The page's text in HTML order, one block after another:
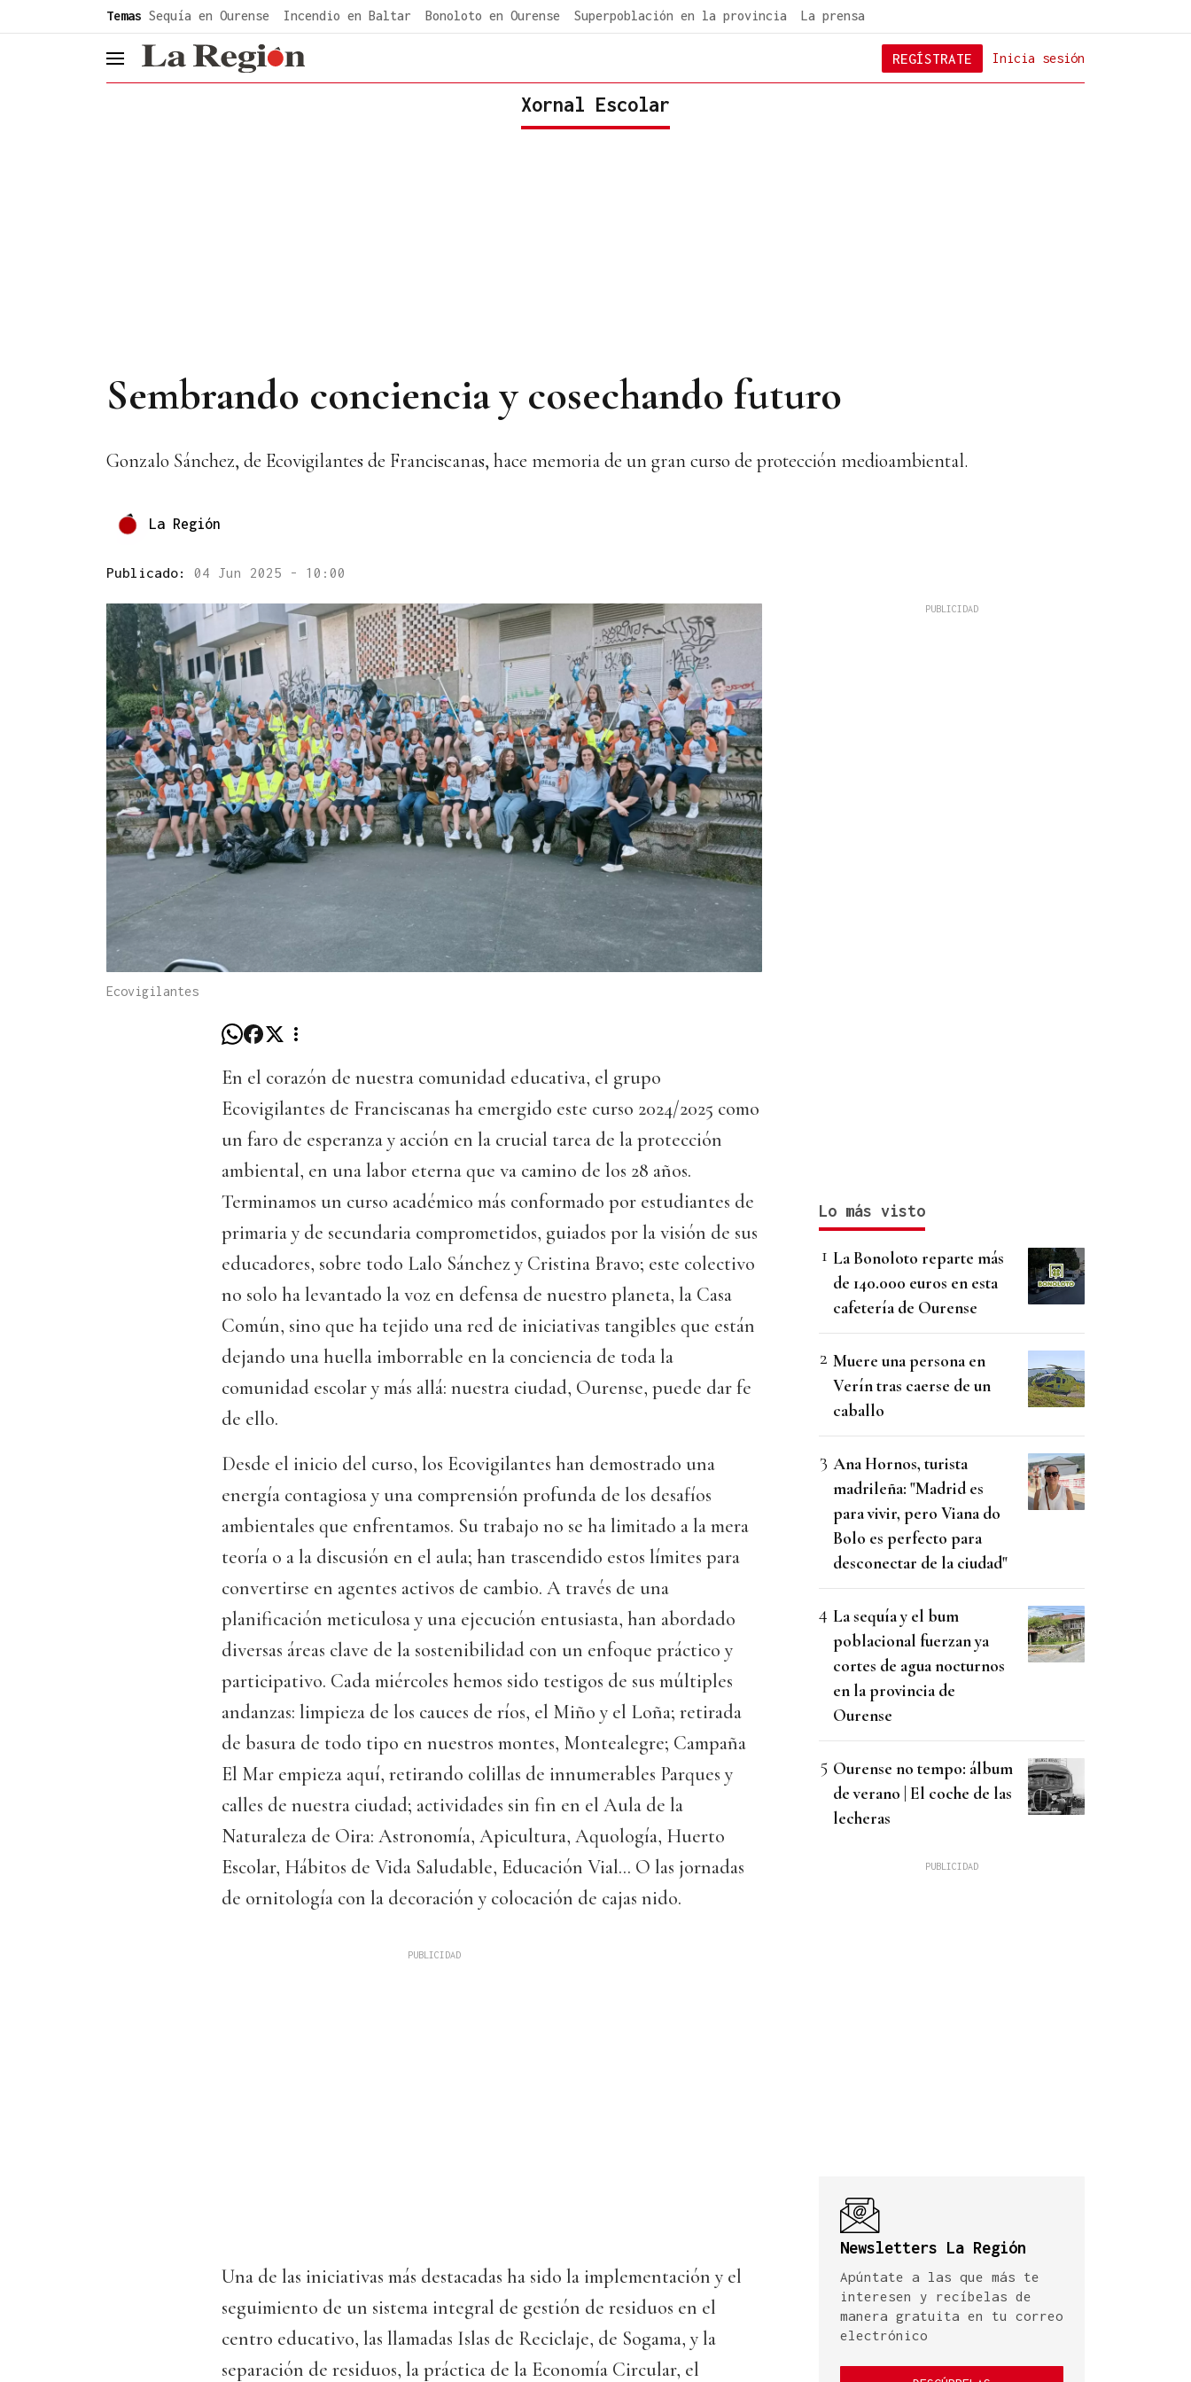
Temas Sequía en Ourense Incendio en Baltar Bonoloto en Ourense Superpoblación en la provincia La prensa
header.menu.open Inicia sesión
REGÍSTRATE
Xornal Escolar
Sembrando conciencia y cosechando futuro
Gonzalo Sánchez, de Ecovigilantes de Franciscanas, hace memoria de un gran curso de protección medioambiental.
La Región
Publicado: 04 Jun 2025 - 10:00
Ecovigilantes
En el corazón de nuestra comunidad educativa, el grupo
Ecovigilantes de Franciscanas ha emergido este curso 2024/2025 como
un faro de esperanza y acción en la crucial tarea de la protección
ambiental, en una labor eterna que va camino de los 28 años.
Terminamos un curso académico más conformado por estudiantes de
primaria y de secundaria comprometidos, guiados por la visión de sus
educadores, sobre todo Lalo Sánchez y Cristina Bravo; este colectivo
no solo ha levantado la voz en defensa de nuestro planeta, la Casa
Común, sino que ha tejido una red de iniciativas tangibles que están
dejando una huella imborrable en la conciencia de toda la
comunidad escolar y más allá: nuestra ciudad, Ourense, puede dar fe
de ello.
Desde el inicio del curso, los Ecovigilantes han demostrado una
energía contagiosa y una comprensión profunda de los desafíos
ambientales que enfrentamos. Su trabajo no se ha limitado a la mera
teoría o a la discusión en el aula; han trascendido estos límites para
convertirse en agentes activos de cambio. A través de una
planificación meticulosa y una ejecución entusiasta, han abordado
diversas áreas clave de la sostenibilidad con un enfoque práctico y
participativo. Cada miércoles hemos sido testigos de sus múltiples
andanzas: limpieza de los cauces de ríos, el Miño y el Loña; retirada
de basura de todo tipo en nuestros montes, Montealegre; Campaña
El Mar empieza aquí, retirando colillas de innumerables Parques y
calles de nuestra ciudad; actividades sin fin en el Aula de la
Naturaleza de Oira: Astronomía, Apicultura, Aquología, Huerto
Escolar, Hábitos de Vida Saludable, Educación Vial... O las jornadas
de ornitología con la decoración y colocación de cajas nido.
Una de las iniciativas más destacadas ha sido la implementación y el
seguimiento de un sistema integral de gestión de residuos en el
centro educativo, las llamadas Islas de Reciclaje, de Sogama, y la
separación de residuos, la práctica de la Economía Circular, el
Lo más visto
La Bonoloto reparte más
de 140.000 euros en esta
cafetería de Ourense
Muere una persona en
Verín tras caerse de un
caballo
Ana Hornos, turista
madrileña: "Madrid es
para vivir, pero Viana do
Bolo es perfecto para
desconectar de la ciudad"
La sequía y el bum
poblacional fuerzan ya
cortes de agua nocturnos
en la provincia de
Ourense
Ourense no tempo: álbum
de verano | El coche de las
lecheras
Newsletters La Región
Apúntate a las que más te
interesen y recíbelas de
manera gratuita en tu correo
electrónico